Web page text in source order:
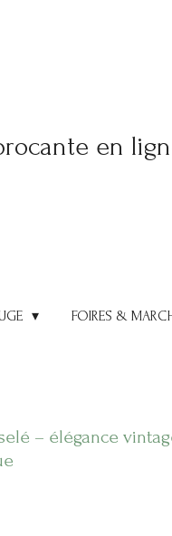
en
FOIRES &
– élégance